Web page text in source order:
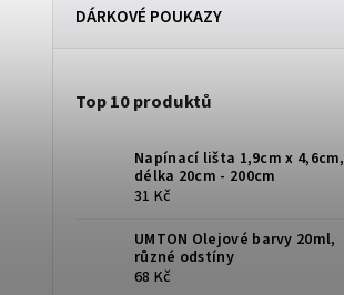
DÁRKOVÉ POUKAZY
Top 10 produktů
Napínací lišta 1,9cm x 4,6cm,
délka 20cm - 200cm
31 Kč
UMTON Olejové barvy 20ml,
různé odstíny
68 Kč